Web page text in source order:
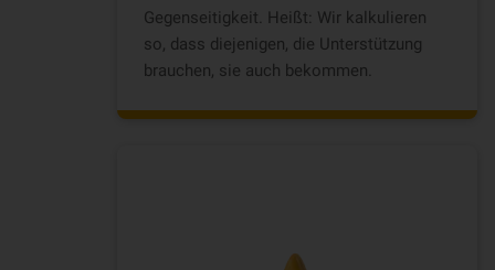
Gegenseitigkeit. Heißt: Wir kalkulieren
so, dass diejenigen, die Unterstützung
brauchen, sie auch bekommen.